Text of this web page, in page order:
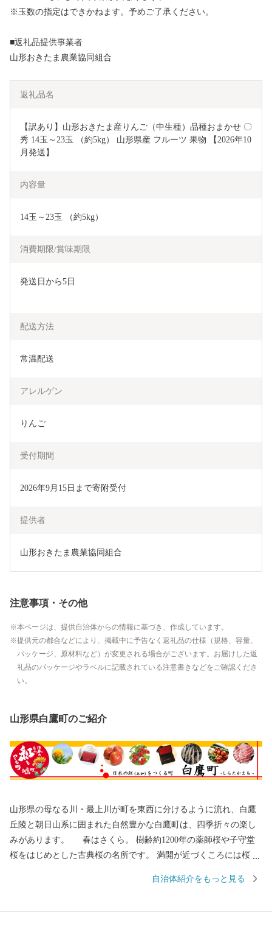
※玉数の指定はできかねます。予めご了承ください。
■返礼品提供事業者
山形おきたま農業協同組合
返礼品名
【訳あり】山形おきたま産りんご（中生種）品種おまかせ 〇
秀 14玉～23玉 （約5kg） 山形県産 フルーツ 果物 【2026年10
月発送】
内容量
14玉～23玉 （約5kg）
消費期限/賞味期限
発送日から5日
配送方法
常温配送
アレルゲン
りんご
受付期間
2026年9月15日まで寄附受付
提供者
山形おきたま農業協同組合
注意事項・その他
本ページは、提供自治体からの情報に基づき、作成しています。
提供元の都合などにより、掲載中に予告なく返礼品の仕様（規格、容量、
パッケージ、原材料など）が変更される場合がございます。お届けした返
礼品のパッケージやラベルに記載されている注意書きなどをご確認くださ
い。
山形県白鷹町のご紹介
山形県の母なる川・最上川が町を東西に分けるように流れ、白鷹
丘陵と朝日山系に囲まれた自然豊かな白鷹町は、四季折々の楽し
みがあります。 春はさくら。 樹齢約1200年の薬師桜や子守堂
桜をはじめとした古典桜の名所です。 満開が近づくころには桜ま
町は日本一の紅花の生産量を誇ります。 「日本の紅(あか)をつく
自治体紹介をもっと見る